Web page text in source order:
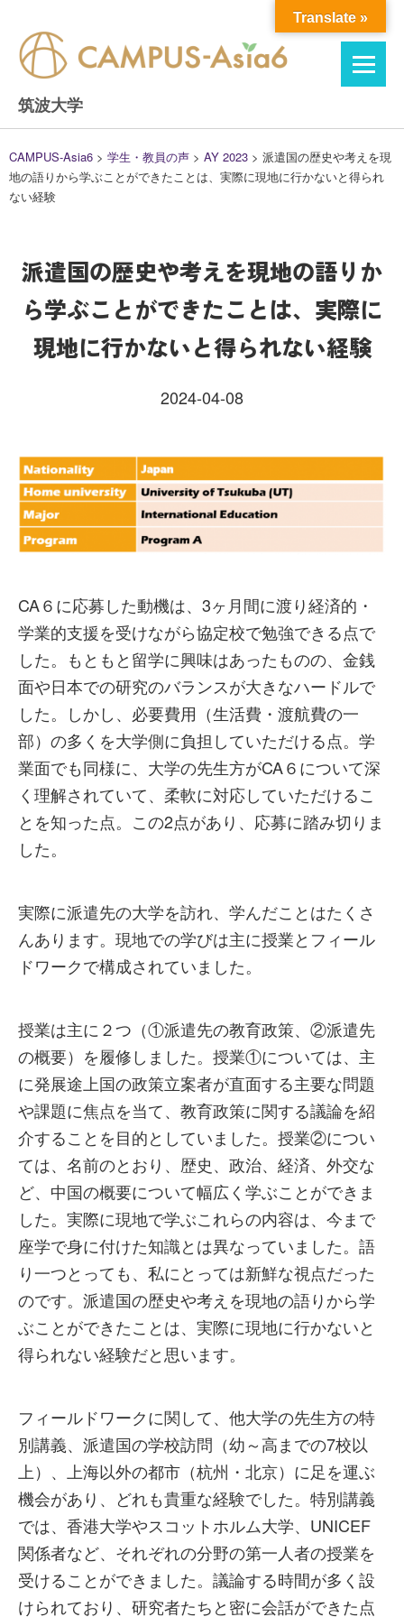
content
筑波大学
CAMPUS-Asia6 > 学生・教員の声 > AY 2023 > 派遣国の歴史や考えを現
地の語りから学ぶことができたことは、実際に現地に行かないと得られ
ない経験
派遣国の歴史や考えを現地の語りか
ら学ぶことができたことは、実際に
現地に行かないと得られない経験
2024-04-08
CA６に応募した動機は、3ヶ月間に渡り経済的・
学業的支援を受けながら協定校で勉強できる点で
した。もともと留学に興味はあったものの、金銭
面や日本での研究のバランスが大きなハードルで
した。しかし、必要費用（生活費・渡航費の一
部）の多くを大学側に負担していただける点。学
業面でも同様に、大学の先生方がCA６について深
く理解されていて、柔軟に対応していただけるこ
とを知った点。この2点があり、応募に踏み切りま
した。
実際に派遣先の大学を訪れ、学んだことはたくさ
んあります。現地での学びは主に授業とフィール
ドワークで構成されていました。
授業は主に２つ（①派遣先の教育政策、②派遣先
の概要）を履修しました。授業①については、主
に発展途上国の政策立案者が直面する主要な問題
や課題に焦点を当て、教育政策に関する議論を紹
介することを目的としていました。授業②につい
ては、名前のとおり、歴史、政治、経済、外交な
ど、中国の概要について幅広く学ぶことができま
した。実際に現地で学ぶこれらの内容は、今まで
座学で身に付けた知識とは異なっていました。語
り一つとっても、私にとっては新鮮な視点だった
のです。派遣国の歴史や考えを現地の語りから学
ぶことができたことは、実際に現地に行かないと
得られない経験だと思います。
フィールドワークに関して、他大学の先生方の特
別講義、派遣国の学校訪問（幼～高までの7校以
上）、上海以外の都市（杭州・北京）に足を運ぶ
機会があり、どれも貴重な経験でした。特別講義
では、香港大学やスコットホルム大学、UNICEF
関係者など、それぞれの分野の第一人者の授業を
受けることができました。議論する時間が多く設
けられており、研究者たちと密に会話ができた点
Translate »